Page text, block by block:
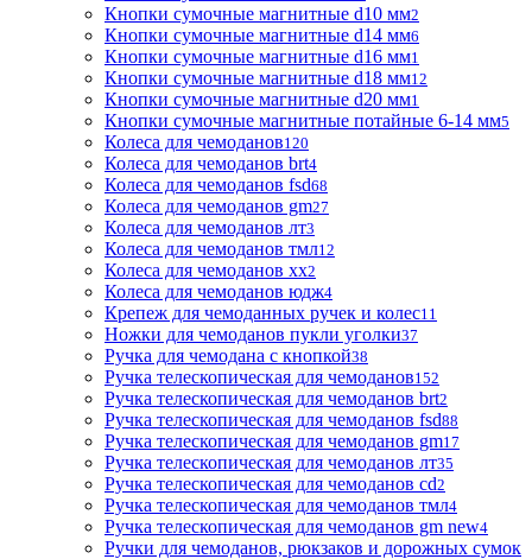
Кнопки сумочные магнитные d10 мм2
Кнопки сумочные магнитные d14 мм6
Кнопки сумочные магнитные d16 мм1
Кнопки сумочные магнитные d18 мм12
Кнопки сумочные магнитные d20 мм1
Кнопки сумочные магнитные потайные 6-14 мм5
Колеса для чемоданов120
Колеса для чемоданов brt4
Колеса для чемоданов fsd68
Колеса для чемоданов gm27
Колеса для чемоданов лт3
Колеса для чемоданов тмл12
Колеса для чемоданов хх2
Колеса для чемоданов юдж4
Крепеж для чемоданных ручек и колес11
Ножки для чемоданов пукли уголки37
Ручка для чемодана с кнопкой38
Ручка телескопическая для чемоданов152
Ручка телескопическая для чемоданов brt2
Ручка телескопическая для чемоданов fsd88
Ручка телескопическая для чемоданов gm17
Ручка телескопическая для чемоданов лт35
Ручка телескопическая для чемоданов сd2
Ручка телескопическая для чемоданов тмл4
Ручка телескопическая для чемоданов gm new4
Ручки для чемоданов, рюкзаков и дорожных сумок